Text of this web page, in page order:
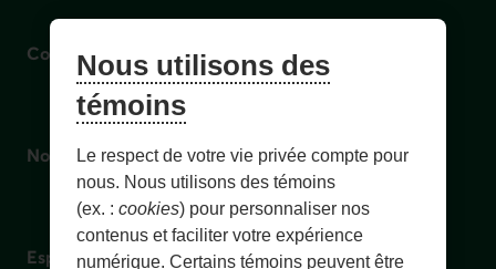
Conseils
Nouvelles
Espace conseillers et conseillères
Nous utilisons des
témoins
Le respect de votre vie privée compte pour
nous. Nous utilisons des témoins
(ex. : cookies) pour personnaliser nos
contenus et faciliter votre expérience
numérique. Certains témoins peuvent être